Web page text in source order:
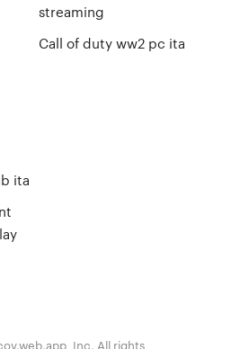
streaming
Call of duty ww2 pc ita
ita
Inc. All rights